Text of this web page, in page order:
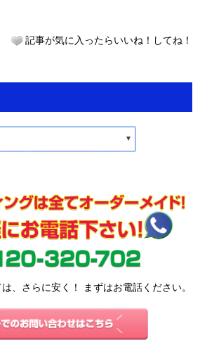
記事が気に入ったらいいね！してね！
、さらに安く！ まずはお電話ください。